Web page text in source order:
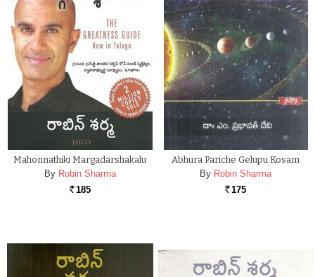
Mahonnathiki Margadarshakalu
By Robin Sharma
Rs. 185
Abhura Pariche Gelupu Kosam
By Robin Sharma
Rs. 175